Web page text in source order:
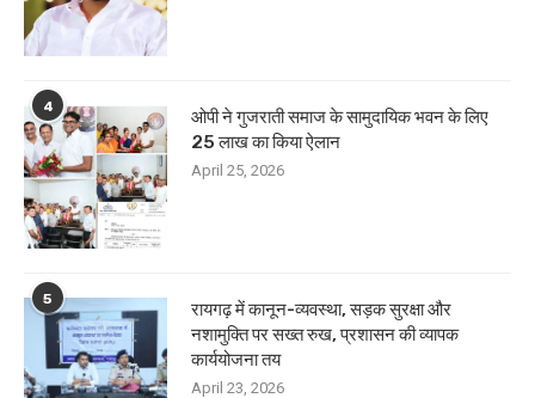
4
ओपी ने गुजराती समाज के सामुदायिक भवन के लिए
25 लाख का किया ऐलान
April 25, 2026
5
रायगढ़ में कानून-व्यवस्था, सड़क सुरक्षा और
नशामुक्ति पर सख्त रुख, प्रशासन की व्यापक
कार्ययोजना तय
April 23, 2026